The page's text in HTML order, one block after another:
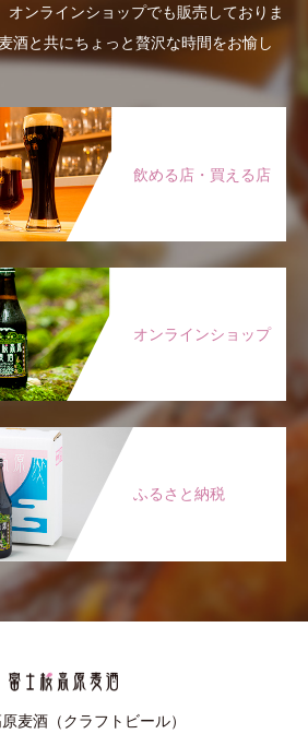
オンラインショップでも販売しておりま
酒と共にちょっと贅沢な時間をお愉し
飲める店・買える店
オンラインショップ
ふるさと納税
麦酒（クラフトビール）